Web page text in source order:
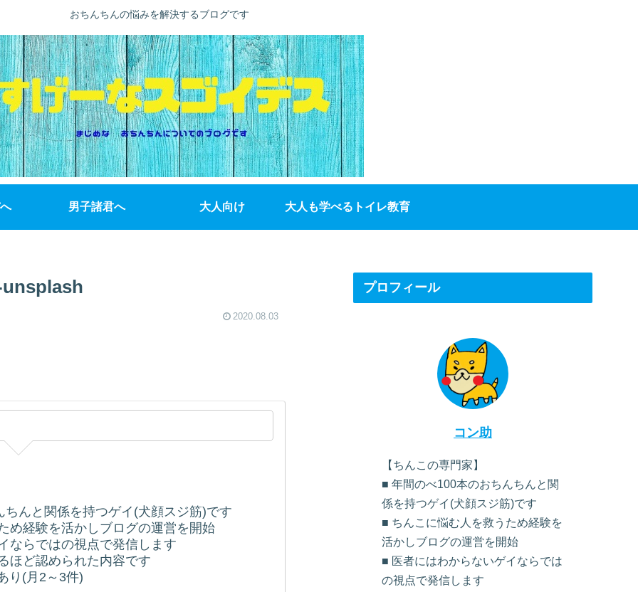
おちんちんの悩みを解決するブログです
男子諸君へ 大人向け 大人も学べるトイレ教育
2020.08.03
んと関係を持つゲイ(犬顔スジ筋)です
め経験を活かしブログの運営を開始
ならではの視点で発信します
ほど認められた内容です
り(月2～3件)
プロフィール
コン助
【ちんこの専門家】
■ 年間のべ100本のおちんちんと関
係を持つゲイ(犬顔スジ筋)です
■ ちんこに悩む人を救うため経験を
活かしブログの運営を開始
■ 医者にはわからないゲイならでは
の視点で発信します